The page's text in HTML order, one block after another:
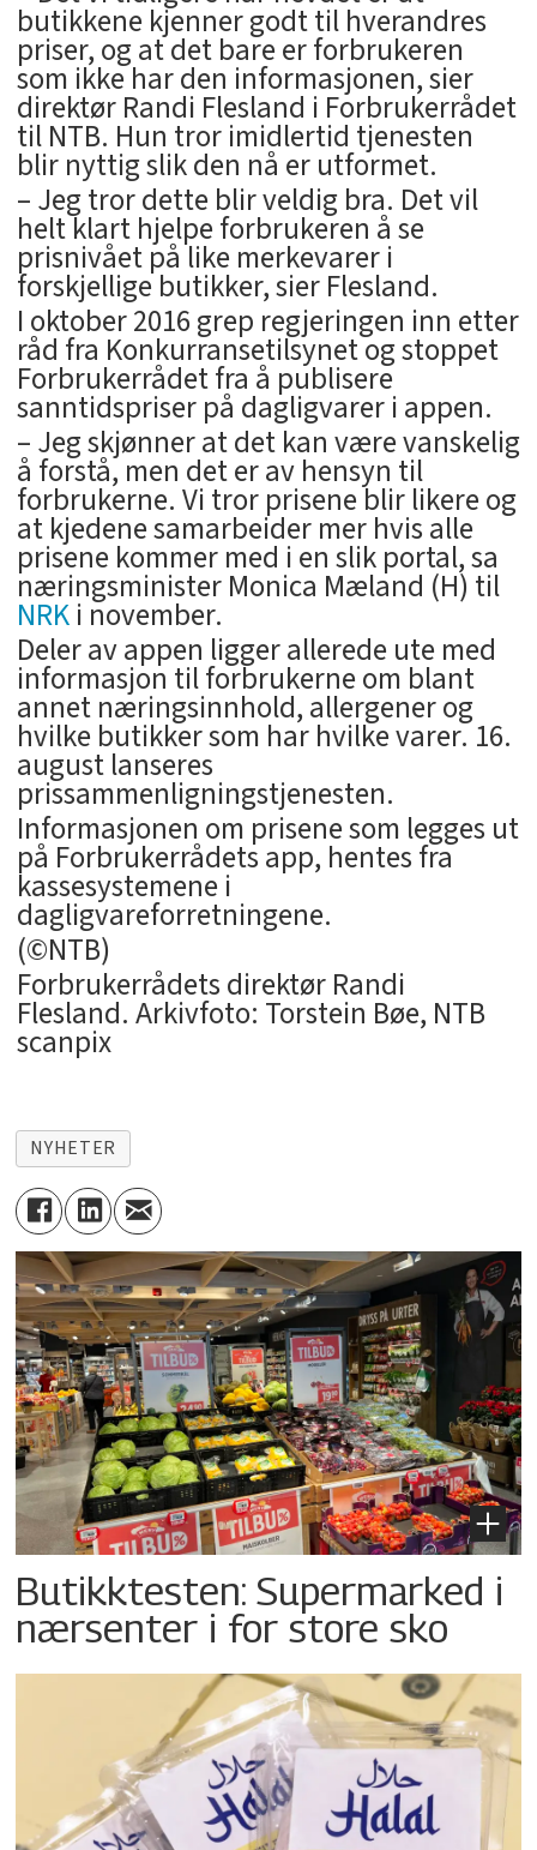
butikkene kjenner godt til hverandres
priser, og at det bare er forbrukeren
som ikke har den informasjonen, sier
direktør Randi Flesland i Forbrukerrådet
til NTB. Hun tror imidlertid tjenesten
blir nyttig slik den nå er utformet.
– Jeg tror dette blir veldig bra. Det vil
helt klart hjelpe forbrukeren å se
prisnivået på like merkevarer i
forskjellige butikker, sier Flesland.
I oktober 2016 grep regjeringen inn etter
råd fra Konkurransetilsynet og stoppet
Forbrukerrådet fra å publisere
sanntidspriser på dagligvarer i appen.
– Jeg skjønner at det kan være vanskelig
å forstå, men det er av hensyn til
forbrukerne. Vi tror prisene blir likere og
at kjedene samarbeider mer hvis alle
prisene kommer med i en slik portal, sa
næringsminister Monica Mæland (H) til
NRKi november.
Deler av appen ligger allerede ute med
informasjon til forbrukerne om blant
annet næringsinnhold, allergener og
hvilke butikker som har hvilke varer. 16.
august lanseres
prissammenligningstjenesten.
Informasjonen om prisene som legges ut
på Forbrukerrådets app, hentes fra
kassesystemene i
dagligvareforretningene.
(©NTB)
Forbrukerrådets direktør Randi
Flesland. Arkivfoto: Torstein Bøe, NTB
scanpix
NYHETER
Butikktesten: Supermarked i
nærsenter i for store sko